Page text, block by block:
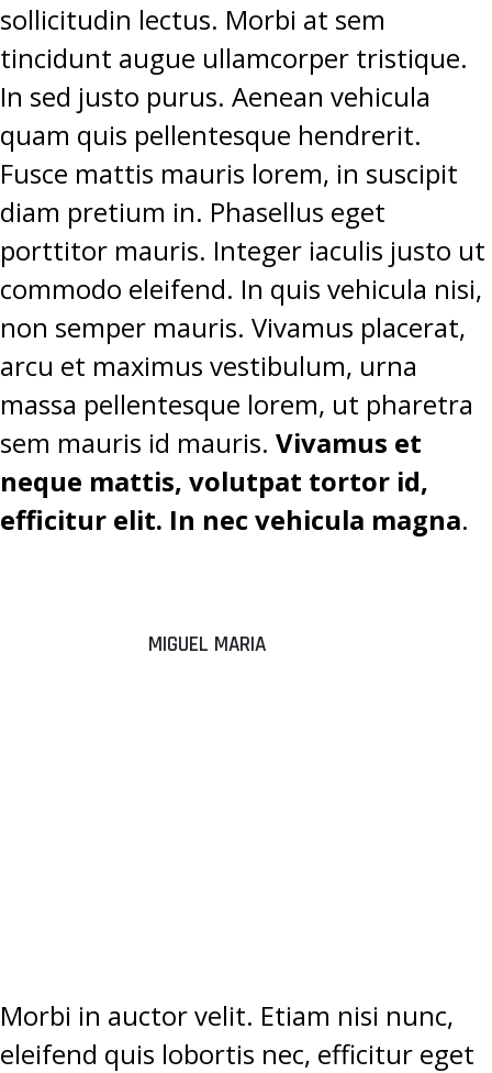
sollicitudin lectus. Morbi at sem
tincidunt augue ullamcorper tristique.
In sed justo purus. Aenean vehicula
quam quis pellentesque hendrerit.
Fusce mattis mauris lorem, in suscipit
diam pretium in. Phasellus eget
porttitor mauris. Integer iaculis justo ut
commodo eleifend. In quis vehicula nisi,
non semper mauris. Vivamus placerat,
arcu et maximus vestibulum, urna
massa pellentesque lorem, ut pharetra
sem mauris id mauris. Vivamus et
neque mattis, volutpat tortor id,
efficitur elit. In nec vehicula magna.
MIGUEL MARIA
Morbi in auctor velit. Etiam nisi nunc,
eleifend quis lobortis nec, efficitur eget